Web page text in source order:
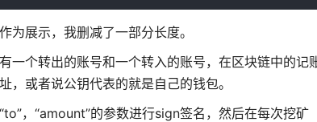
为展示，我删减了一部分长度。
一个转出的账号和一个转入的账号，在区块链中的记
，或者说公钥代表的就是自己的钱包。
，“amount”的参数进行sign签名，然后在每次挖